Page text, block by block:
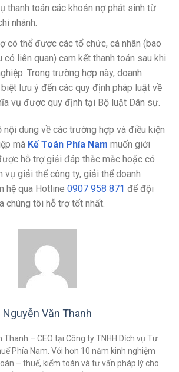
thanh toán các khoản nợ phát sinh từ
nhánh.
có thể được các tổ chức, cá nhân (bao
liên quan) cam kết thanh toán sau khi
Trong trường hợp này, doanh
lưu ý đến các quy định pháp luật về
vụ được quy định tại Bộ luật Dân sự.
nội dung về các trường hợp và điều kiện
mà Kế Toán Phía Nam muốn giới
hỗ trợ giải đáp thắc mắc hoặc có
vụ giải thể công ty, giải thể doanh
hệ qua Hotline 0907 958 871 để đội
chúng tôi hỗ trợ tốt nhất.
Nguyễn Văn Thanh
Thanh – CEO tại Công ty TNHH Dịch vụ Tư
Phía Nam. Với hơn 10 năm kinh nghiệm
– thuế, kiểm toán và tư vấn pháp lý cho